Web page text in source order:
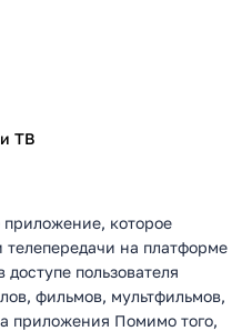
ТВ
которое
телепередачи на платформе
пользователя
фильмов, мультфильмов,
приложения Помимо того,